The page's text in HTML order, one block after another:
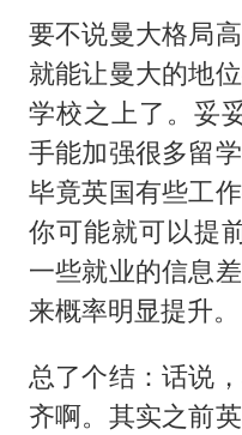
要不说曼大格局
就能让曼大的地
学校之上了。妥
手能加强很多留
毕竟英国有些工
你可能就可以提
一些就业的信息
来概率明显提升。
总了个结：话说
齐啊。其实之前